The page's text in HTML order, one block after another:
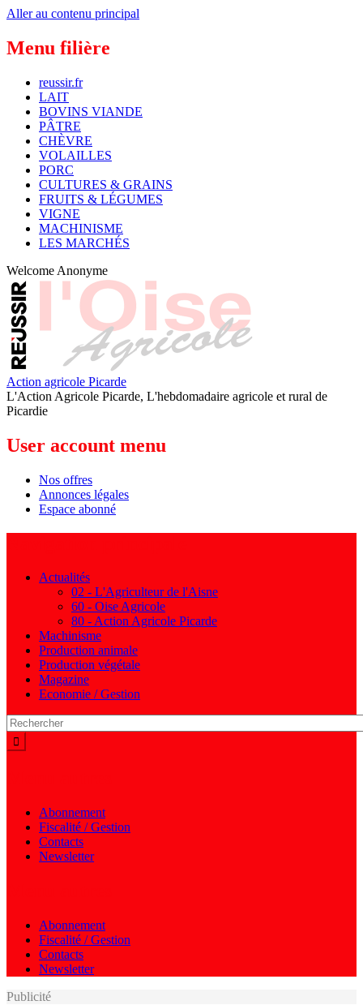
Aller au contenu principal
Menu filière
reussir.fr
LAIT
BOVINS VIANDE
PÂTRE
CHÈVRE
VOLAILLES
PORC
CULTURES & GRAINS
FRUITS & LÉGUMES
VIGNE
MACHINISME
LES MARCHÉS
Welcome Anonyme
Action agricole Picarde
L'Action Agricole Picarde, L'hebdomadaire agricole et rural de
Picardie
User account menu
Nos offres
Annonces légales
Espace abonné
Actualités
02 - L'Agriculteur de l'Aisne
60 - Oise Agricole
80 - Action Agricole Picarde
Machinisme
Production animale
Production végétale
Magazine
Economie / Gestion
Abonnement
Fiscalité / Gestion
Contacts
Newsletter
Abonnement
Fiscalité / Gestion
Contacts
Newsletter
Publicité